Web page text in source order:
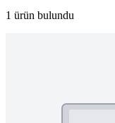
1 ürün bulundu